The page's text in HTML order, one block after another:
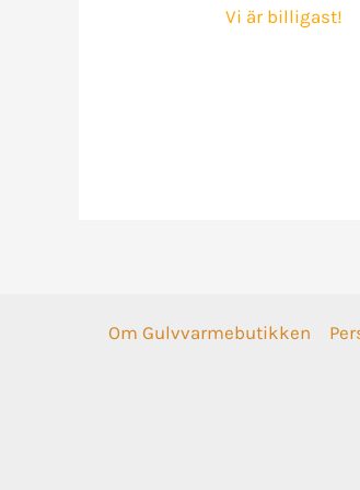
Vi är billigast!
Om Gulvvarmebutikken